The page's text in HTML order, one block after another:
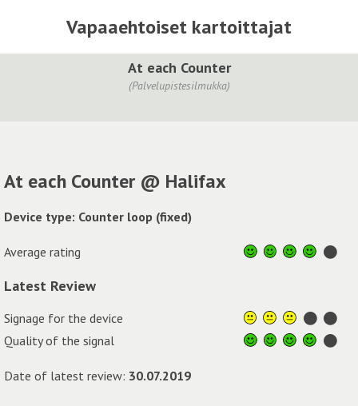
Vapaaehtoiset kartoittajat
At each Counter
(Palvelupistesilmukka)
At each Counter @ Halifax
Device type: Counter loop (fixed)
Average rating
Latest Review
Signage for the device
Quality of the signal
Date of latest review: 30.07.2019